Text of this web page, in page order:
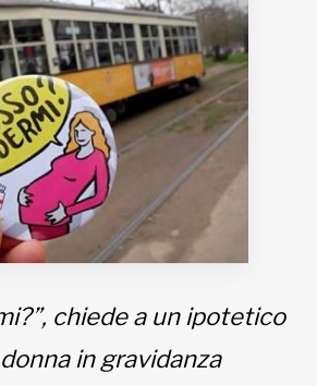
De
angolo C.
(Italia)
chiede a un ipotetico
in gravidanza